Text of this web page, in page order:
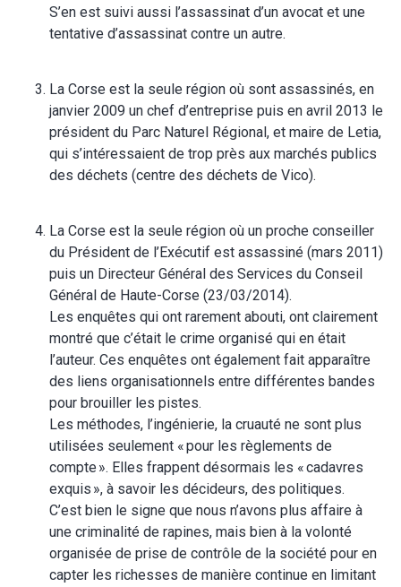
S’en est suivi aussi l’assassinat d’un avocat et une
tentative d’assassinat contre un autre.
La Corse est la seule région où sont assassinés, en
janvier 2009 un chef d’entreprise puis en avril 2013 le
président du Parc Naturel Régional, et maire de Letia,
qui s’intéressaient de trop près aux marchés publics
des déchets (centre des déchets de Vico).
La Corse est la seule région où un proche conseiller
du Président de l’Exécutif est assassiné (mars 2011)
puis un Directeur Général des Services du Conseil
Général de Haute-Corse (23/03/2014).
Les enquêtes qui ont rarement abouti, ont clairement
montré que c’était le crime organisé qui en était
l’auteur. Ces enquêtes ont également fait apparaître
des liens organisationnels entre différentes bandes
pour brouiller les pistes.
Les méthodes, l’ingénierie, la cruauté ne sont plus
utilisées seulement « pour les règlements de
compte ». Elles frappent désormais les « cadavres
exquis », à savoir les décideurs, des politiques.
C’est bien le signe que nous n’avons plus affaire à
une criminalité de rapines, mais bien à la volonté
organisée de prise de contrôle de la société pour en
capter les richesses de manière continue en limitant